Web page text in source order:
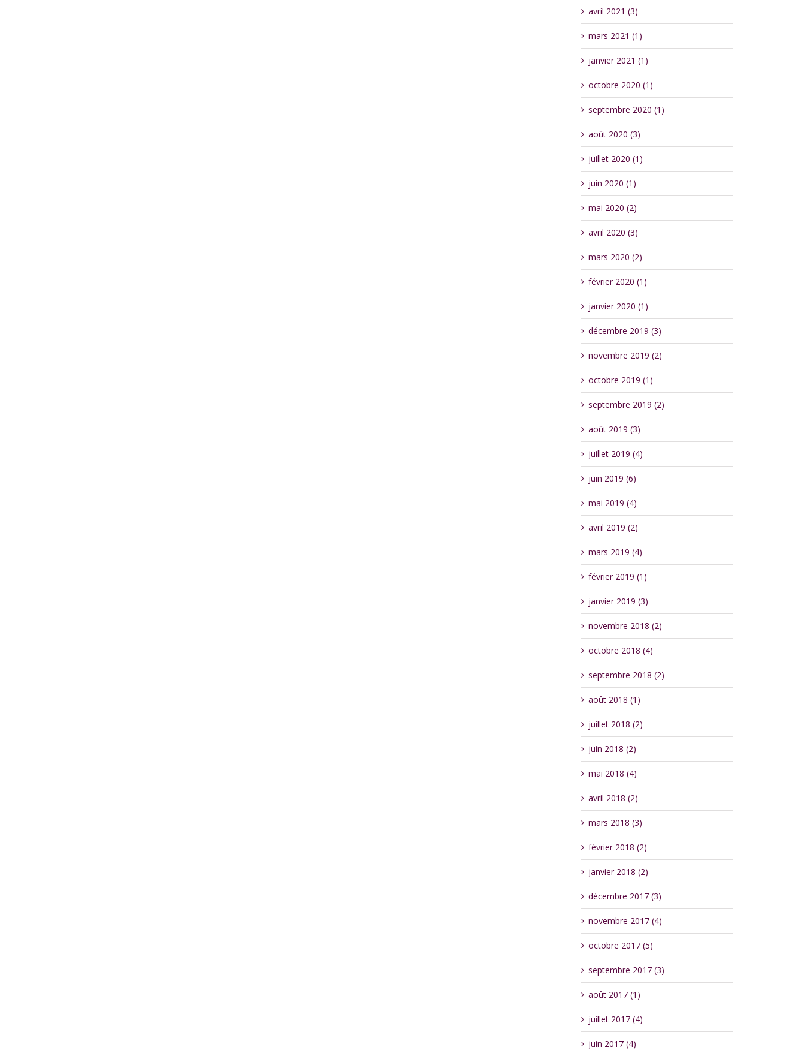
avril 2021 (3)
mars 2021 (1)
janvier 2021 (1)
octobre 2020 (1)
septembre 2020 (1)
août 2020 (3)
juillet 2020 (1)
juin 2020 (1)
mai 2020 (2)
avril 2020 (3)
mars 2020 (2)
février 2020 (1)
janvier 2020 (1)
décembre 2019 (3)
novembre 2019 (2)
octobre 2019 (1)
septembre 2019 (2)
août 2019 (3)
juillet 2019 (4)
juin 2019 (6)
mai 2019 (4)
avril 2019 (2)
mars 2019 (4)
février 2019 (1)
janvier 2019 (3)
novembre 2018 (2)
octobre 2018 (4)
septembre 2018 (2)
août 2018 (1)
juillet 2018 (2)
juin 2018 (2)
mai 2018 (4)
avril 2018 (2)
mars 2018 (3)
février 2018 (2)
janvier 2018 (2)
décembre 2017 (3)
novembre 2017 (4)
octobre 2017 (5)
septembre 2017 (3)
août 2017 (1)
juillet 2017 (4)
juin 2017 (4)